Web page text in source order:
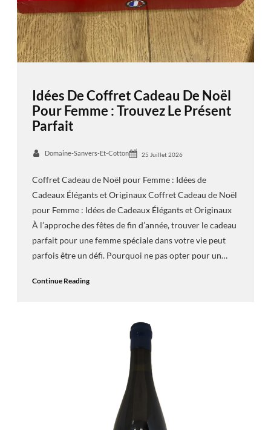
Idées De Coffret Cadeau De Noël
Pour Femme : Trouvez Le Présent
Parfait
Domaine-Sanvers-Et-Cotton 25 Juillet 2026
Coffret Cadeau de Noël pour Femme : Idées de
Cadeaux Élégants et Originaux Coffret Cadeau de Noël
pour Femme : Idées de Cadeaux Élégants et Originaux
À l’approche des fêtes de fin d’année, trouver le cadeau
parfait pour une femme spéciale dans votre vie peut
parfois être un défi. Pourquoi ne pas opter pour un…
Continue Reading